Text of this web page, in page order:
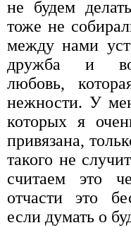
не будем
тоже не
между нами
дружба и
любовь,
нежности. У
которых я
привязана,
такого не
считаем это
отчасти это
если думать о